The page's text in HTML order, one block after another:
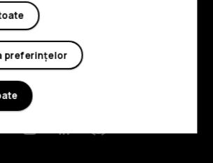
YoutubeLinkedinDiscord
preferințelor